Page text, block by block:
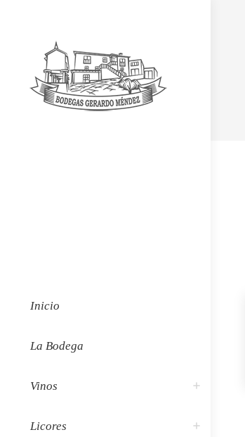
Inicio
La Bodega
Vinos
Licores